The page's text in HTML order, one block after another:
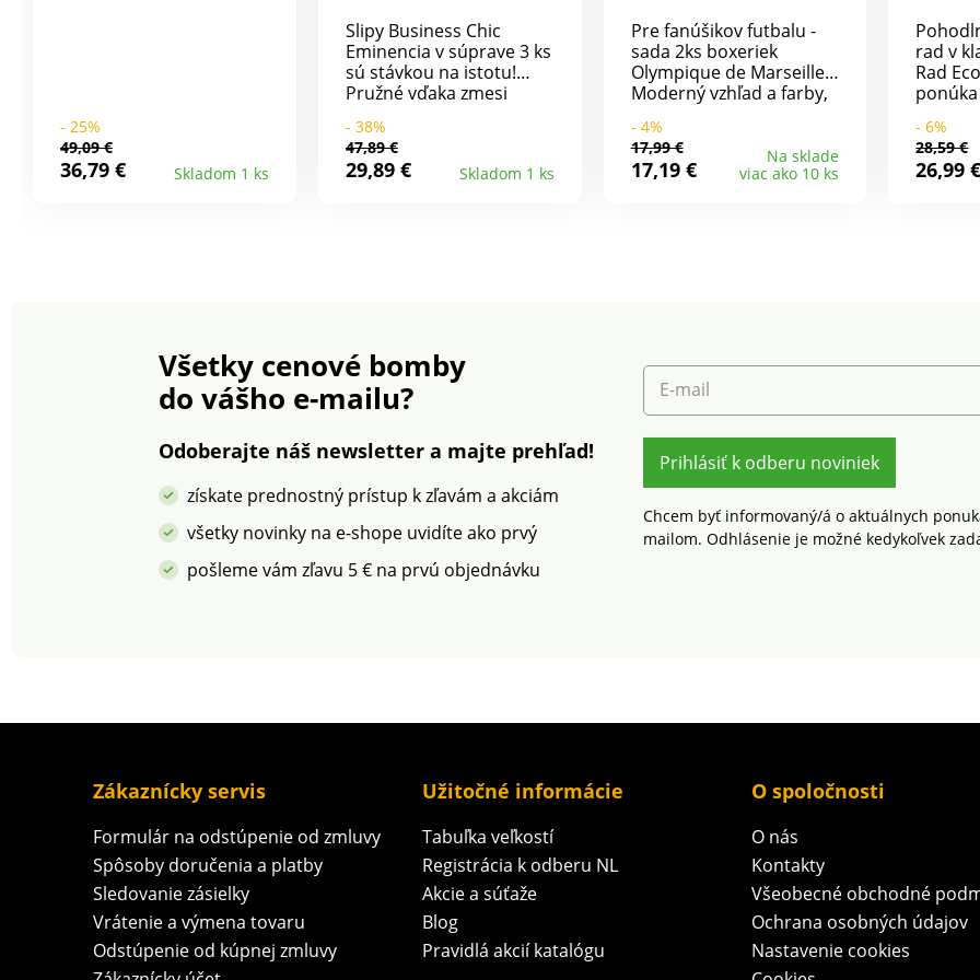
- 25%
49,09 €
36,79 € Skladom 1 ks
Slipy Business Chic
Eminencia v súprave 3 ks
sú stávkou na istotu!
Pružné vďaka zmesi
Elastické a priedušné.
Kvalitné zakončenie.
Predný diel s podšívkou
výrobky, ktoré boli
podrobené
laboratórnym testom na
škodlivých látok a
výrobok je bezpečný nad
rámec platných noriem.
Možno prať v práčke.
- 38%
47,89 €
29,89 € Skladom 1 ks
Pre fanúšikov futbalu -
sada 2ks boxeriek
Olympique de Marseille.
Moderný vzhľad a farby,
strečový džersej. Široký
pružný pás s nápisom.
Predný diel podšitý.
- 4%
17,99 €
17,19 €
Na sklade
viac ako 10 ks
rad v
Rad
oporu
- 6%
28,59 €
26,99 €
Všetky cenové bomby
do vášho e-mailu?
Odoberajte náš newsletter a majte prehľad!
získate prednostný prístup k zľavám a akciám
všetky novinky na e-shope uvidíte ako prvý
pošleme vám zľavu 5 € na prvú objednávku
E-mail
Prihlásiť k odberu noviniek
Chcem byť informovaný/á o aktuálnych
mailom. Odhlásenie je možné kedykoľvek
Zákaznícky servis
Formulár na odstúpenie od zmluvy
Spôsoby doručenia a platby
Sledovanie zásielky
Vrátenie a výmena tovaru
Odstúpenie od kúpnej zmluvy
Užitočné informácie
Tabuľka veľkostí
Registrácia k odberu NL
Akcie a súťaže
Blog
Pravidlá akcií katalógu
O spoločnosti
O nás
Kontakty
Všeobecné obchodné
Ochrana osobných údajov
Nastavenie cookies